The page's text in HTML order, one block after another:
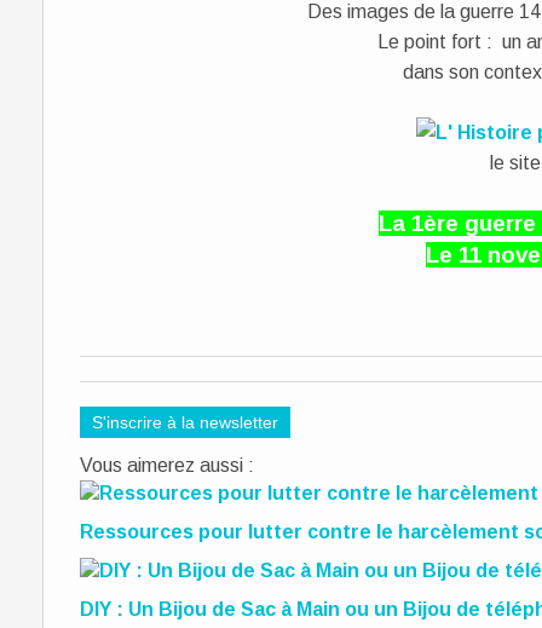
Des images de la guerre
Le point fort : un
dans son
le
La 1ère
Le 11
S'inscrire à la newsletter
Vous aimerez aussi :
Ressources pour lutter contre le harcèlement
DIY : Un Bijou de Sac à Main ou un Bijou de